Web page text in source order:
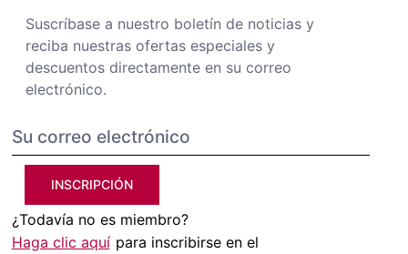
Suscríbase a nuestro boletín de noticias y
reciba nuestras ofertas especiales y
descuentos directamente en su correo
electrónico.
INSCRIPCIÓN
¿Todavía no es miembro?
Haga clic aquí para inscribirse en el